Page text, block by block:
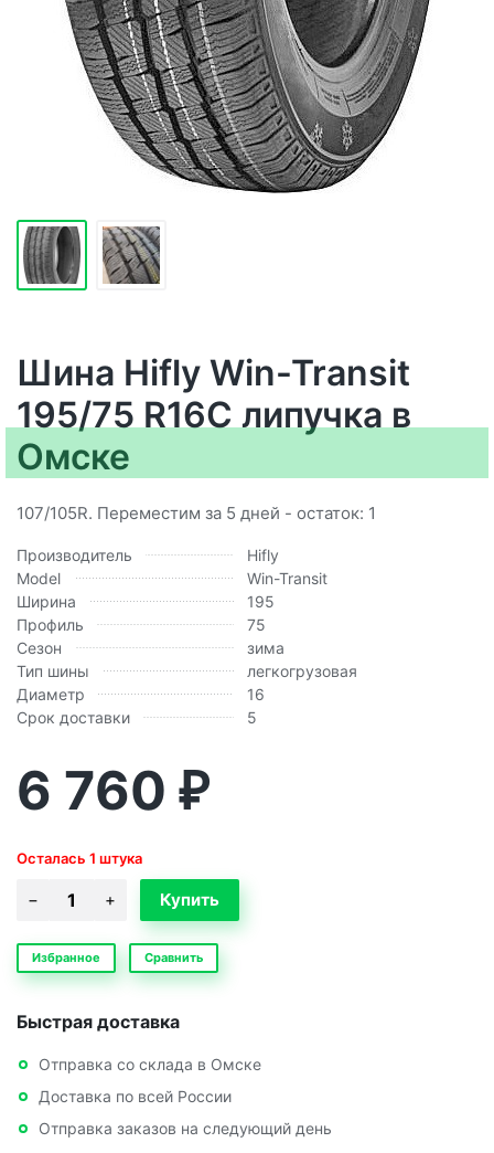
Шина Hifly Win-Transit
195/75 R16C липучка в
Омске
107/105R. Переместим за 5 дней - остаток: 1
Производитель
Hifly
Model
Win-Transit
Ширина
195
Профиль
75
Сезон
зима
Тип шины
легкогрузовая
Диаметр
16
Срок доставки
5
6 760 ₽
Осталась 1 штука
Избранное Сравнить
Быстрая доставка
Отправка со склада в Омске
Доставка по всей России
Отправка заказов на следующий день